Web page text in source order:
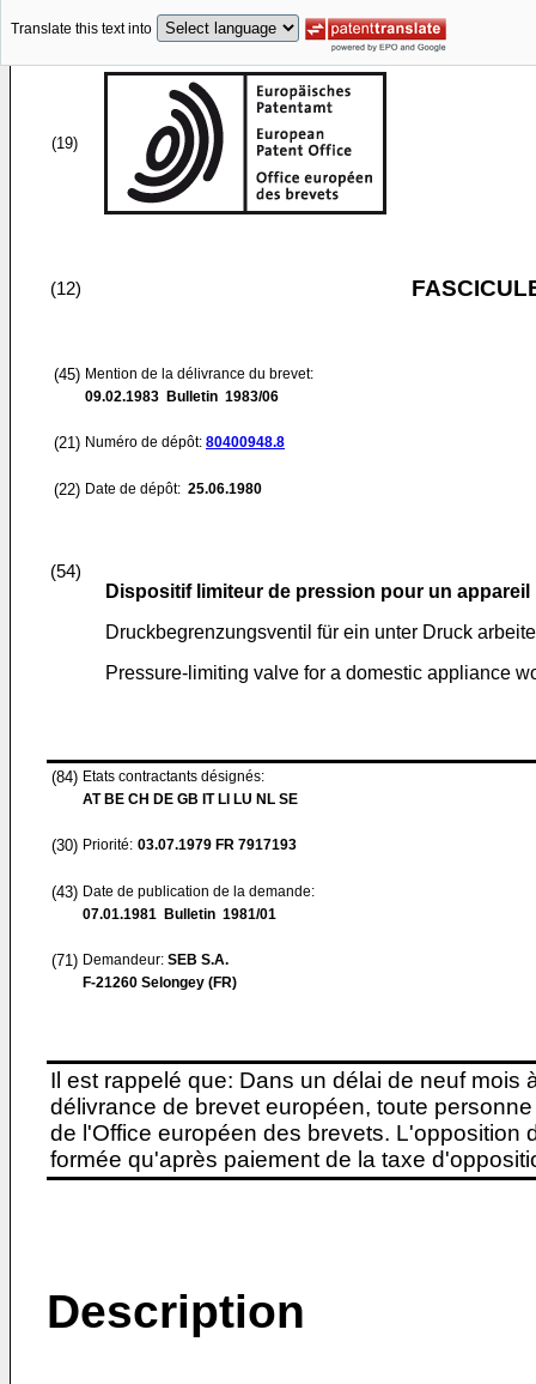
Translate this text into
(19)
(12)
(45) Mention de la délivrance du brevet:
09.02.1983 Bulletin 1983/06
(21) Numéro de dépôt: 80400948.8
(22) Date de dépôt: 25.06.1980
(54)
Dispositif limiteur de pression pour un
Druckbegrenzungsventil für ein unter Druck
Pressure-limiting valve for a domestic appliance
(84) Etats contractants désignés:
AT BE CH DE GB IT LI LU NL SE
(30) Priorité: 03.07.1979 FR 7917193
(43) Date de publication de la demande:
07.01.1981 Bulletin 1981/01
(71) Demandeur: SEB S.A.
F-21260 Selongey (FR)
Il est rappelé que: Dans un délai de neuf
délivrance de brevet européen, toute
de l'Office européen des brevets. L'opposition
formée qu'après paiement de la taxe
Description